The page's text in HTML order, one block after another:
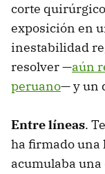
corte
exposición en
inestabilidad
resolver —aún
peruano— y un
Entre líneas.
ha firmado una
acumulaba